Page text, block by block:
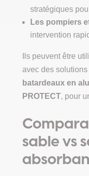
stratégiques
Les pompiers
intervention
Ils peuvent être
avec des
batardeaux en
PROTECT, pour
sable vs